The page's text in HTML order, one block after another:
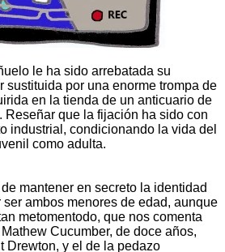
le ha sido arrebatada su
sustituida por una enorme trompa de
en la tienda de un anticuario de
Reseñar que la fijación ha sido con
industrial, condicionando la vida del
como adulta.
mantener en secreto la identidad
ambos menores de edad, aunque
metomentodo, que nos comenta
Cucumber, de doce años,
Drewton, y el de la pedazo